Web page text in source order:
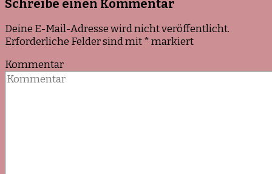
Schreibe einen Kommentar
Deine E-Mail-Adresse wird nicht veröffentlicht.
Erforderliche Felder sind mit*markiert
Kommentar